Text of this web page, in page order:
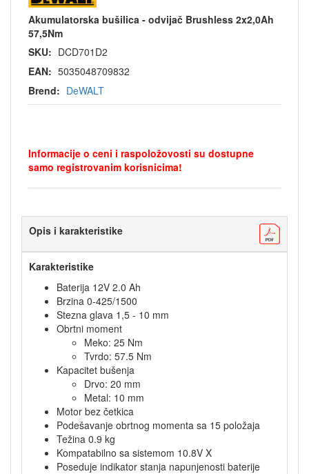
Akumulatorska bušilica - odvijač Brushless 2x2,0Ah
57,5Nm
SKU: DCD701D2
EAN: 5035048709832
Brend: DeWALT
Informacije o ceni i raspoložovosti su dostupne
samo registrovanim korisnicima!
Opis i karakteristike
Karakteristike
Baterija 12V 2.0 Ah
Brzina 0­-425/1500
Stezna glava 1,5 - 10 mm
Obrtni moment
Meko: 25 Nm
Tvrdo: 57.5 Nm
Kapacitet bušenja
Drvo: 20 mm
Metal: 10 mm
Motor bez četkica
Podešavanje obrtnog momenta sa 15 položaja
Težina 0.9 kg
Kompatabilno sa sistemom 10.8V X
Poseduje indikator stanja napunjenosti baterije